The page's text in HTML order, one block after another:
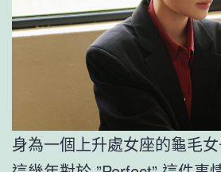
身為一個上升處女座的龜毛